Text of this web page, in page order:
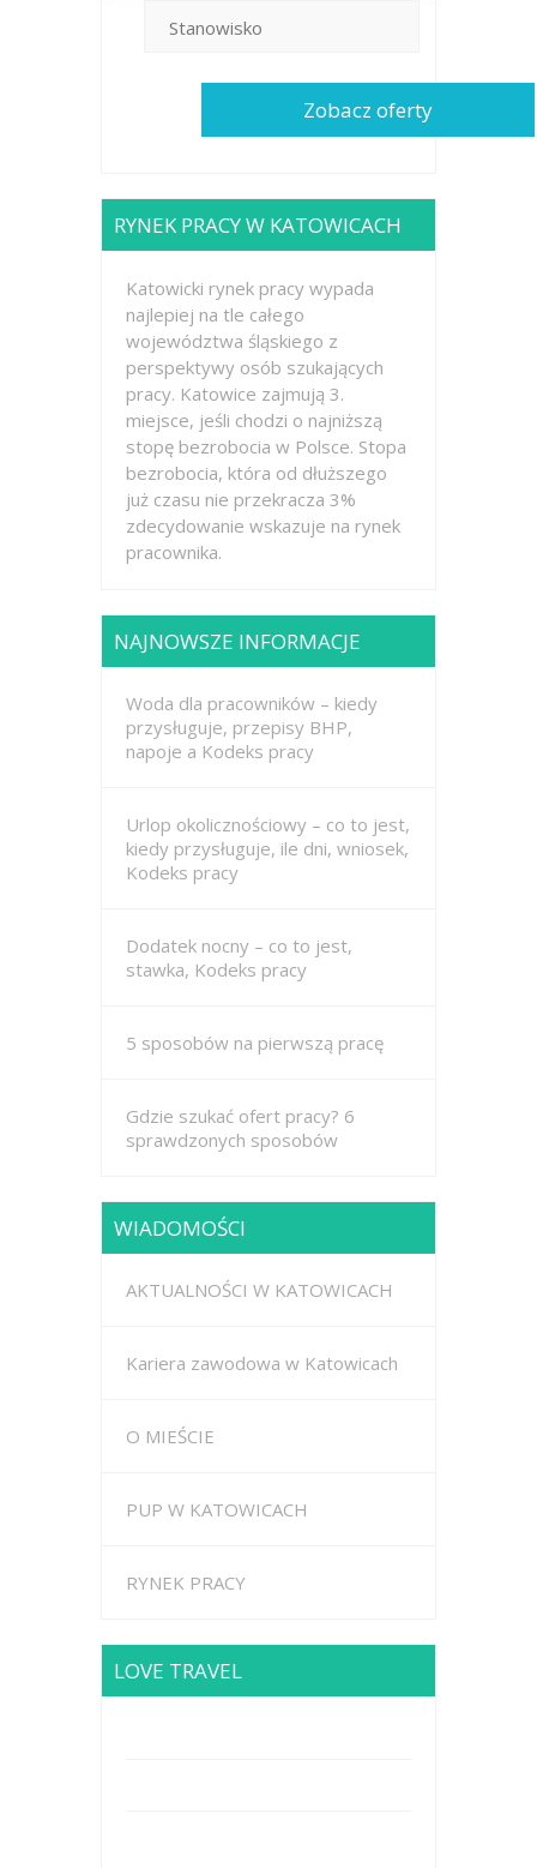
RYNEK PRACY W KATOWICACH
Katowicki rynek pracy wypada
najlepiej na tle całego
województwa śląskiego z
perspektywy osób szukających
pracy. Katowice zajmują 3.
miejsce, jeśli chodzi o najniższą
stopę bezrobocia w Polsce. Stopa
bezrobocia, która od dłuższego
już czasu nie przekracza 3%
zdecydowanie wskazuje na rynek
pracownika.
NAJNOWSZE INFORMACJE
Woda dla pracowników – kiedy
przysługuje, przepisy BHP,
napoje a Kodeks pracy
Urlop okolicznościowy – co to jest,
kiedy przysługuje, ile dni, wniosek,
Kodeks pracy
Dodatek nocny – co to jest,
stawka, Kodeks pracy
5 sposobów na pierwszą pracę
Gdzie szukać ofert pracy? 6
sprawdzonych sposobów
WIADOMOŚCI
AKTUALNOŚCI W KATOWICACH
Kariera zawodowa w Katowicach
O MIEŚCIE
PUP W KATOWICACH
RYNEK PRACY
LOVE TRAVEL